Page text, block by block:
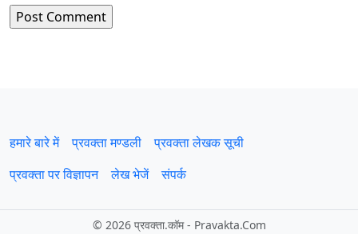
हमारे बारे में प्रवक्‍ता मण्डली
प्रवक्ता लेखक सूची
प्रवक्ता पर विज्ञापन
लेख भेजें संपर्क
© 2026 प्रवक्‍ता.कॉम - Pravakta.Com